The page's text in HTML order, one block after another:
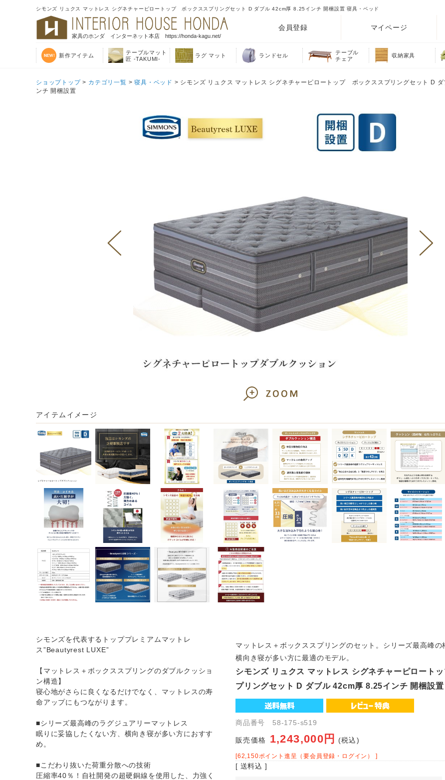
シモンズ リュクス マットレス シグネチャーピロートップ ボックススプリングセット D ダブル 42cm厚 8.25インチ 開梱設置 寝具・ベッド
家具のホンダ インターネット本店 https://honda-kagu.net/
会員登録 マイページ
新作アイテム
テーブルマット
匠 -TAKUMI-
ラグ マット ランドセル
テーブル
チェア
収納家具
ショップトップ> カテゴリ一覧 >寝具・ベッド > シモンズ リュクス マットレス シグネチャーピロートップ ボックススプリングセット D
ンチ 開梱設置
アイテムイメージ
シモンズを代表するトッププレミアムマットレ
ス”Beautyrest LUXE”
【マットレス＋ボックススプリングのダブルクッショ
ン構造】
寝心地がさらに良くなるだけでなく、マットレスの寿
命アップにもつながります。
■シリーズ最高峰のラグジュアリーマットレス
眠りに妥協したくない方、横向き寝が多い方におすす
め。
■こだわり抜いた荷重分散への技術
圧縮率40％！自社開発の超硬銅線を使用した、力強く
マットレス＋ボックススプリングのセット。シリーズ最高峰の
横向き寝が多い方に最適のモデル。
シモンズ リュクス マットレス シグネチャーピロート
プリングセット D ダブル 42cm厚 8.25インチ 開梱設置
商品番号 58-175-s519
販売価格 1,243,000円 (税込)
[62,150ポイント進呈（要会員登録・ログイン） ]
[ 送料込 ]